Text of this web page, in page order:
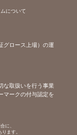
について
グロース上場）の運
な取扱いを行う事業
マークの付与認定を
に、
ます。